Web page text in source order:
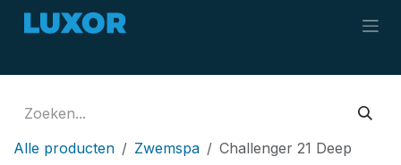
Overslaan naar inhoud
Alle producten Zwemspa Challenger 21 Deep